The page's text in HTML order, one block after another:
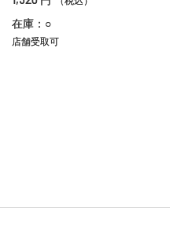
在庫：○
店舗受取可